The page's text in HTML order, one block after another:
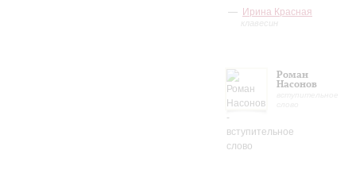
Ирина Красная
клавесин
Роман
Насонов